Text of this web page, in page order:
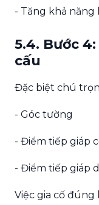
- Tăng khả năng
5.4. Bước
cấu
Đặc biệt chú
- Góc tường
- Điểm tiếp giáp
- Điểm tiếp giáp
Việc gia cố